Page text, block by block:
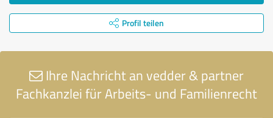
Profil teilen
Ihre Nachricht an vedder & partner
Fachkanzlei für Arbeits- und Familienrecht